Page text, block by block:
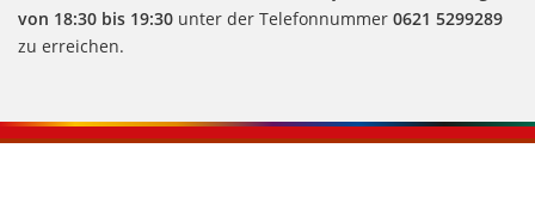
von 18:30 bis 19:30 unter der Telefonnummer 0621 5299289
zu erreichen.